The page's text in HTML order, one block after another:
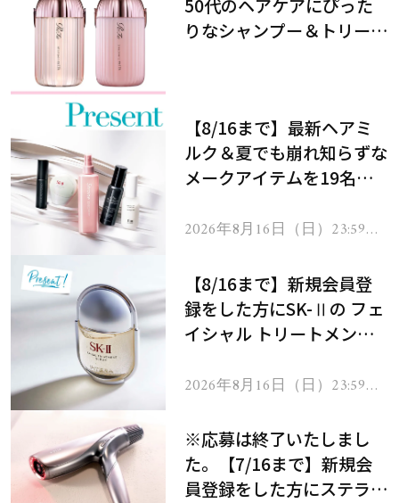
50代のヘアケアにぴった
りなシャンプー＆トリート
【8/16まで】最新ヘアミ
ルク＆夏でも崩れ知らずな
メークアイテムを19名様
2026年8月16日（日）23:59ま
【8/16まで】新規会員登
録をした方にSK-Ⅱの フェ
イシャル トリートメント
2026年8月16日（日）23:59ま
※応募は終了いたしまし
た。【7/16まで】新規会
員登録をした方にステラボ